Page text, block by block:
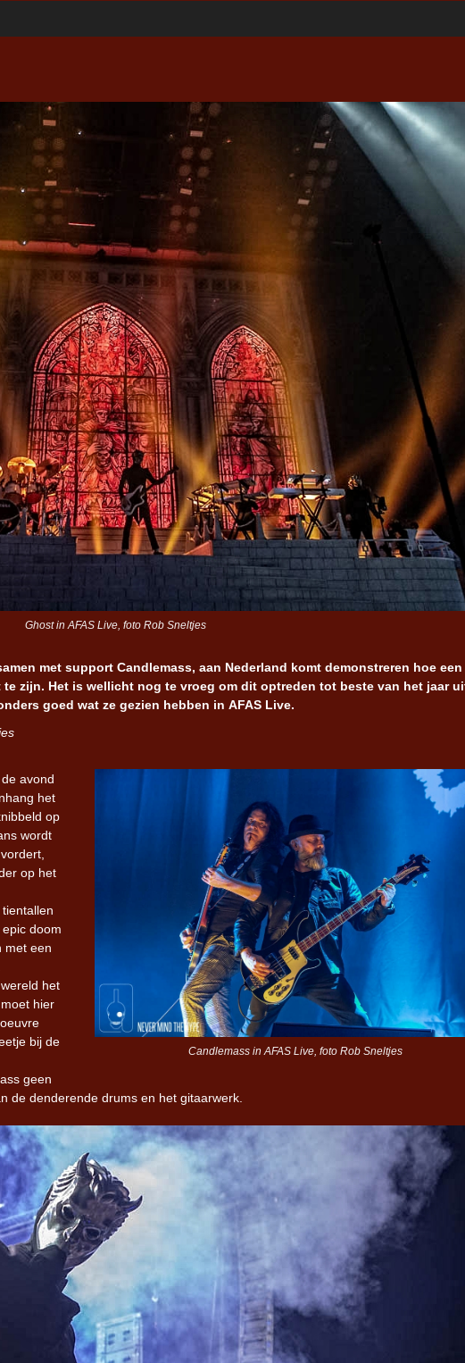
Ghost in AFAS Live, foto Rob Sneltjes
met support Candlemass, aan Nederland komt demonstreren hoe een
zijn. Het is wellicht nog te vroeg om dit optreden tot beste van het jaar
goed wat ze gezien hebben in AFAS Live.
Candlemass in AFAS Live, foto Rob Sneltjes
avond
het
op
wordt
op het
doom
met een
het
hier
bij de
geen
de denderende drums en het gitaarwerk.
Iron Jinn doopt vers epos
Futurist en munt Reich and
Roll-stijl